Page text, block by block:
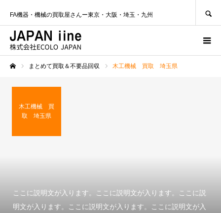
FA機器・機械の買取屋さんー東京・大阪・埼玉・九州
まとめて買取＆不要品回収 木工機械 買取 埼玉県
木工機械 買
取 埼玉県
ここに説明文が入ります。ここに説明文が入ります。ここに説
明文が入ります。ここに説明文が入ります。ここに説明文が入